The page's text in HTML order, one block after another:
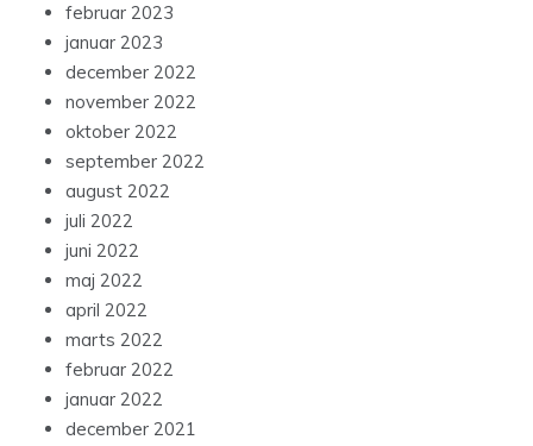
februar 2023
januar 2023
december 2022
november 2022
oktober 2022
september 2022
august 2022
juli 2022
juni 2022
maj 2022
april 2022
marts 2022
februar 2022
januar 2022
december 2021